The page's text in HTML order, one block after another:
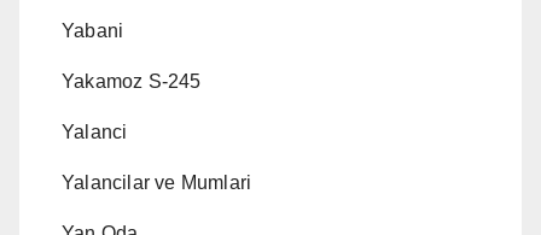
Yabani
Yakamoz S-245
Yalanci
Yalancilar ve Mumlari